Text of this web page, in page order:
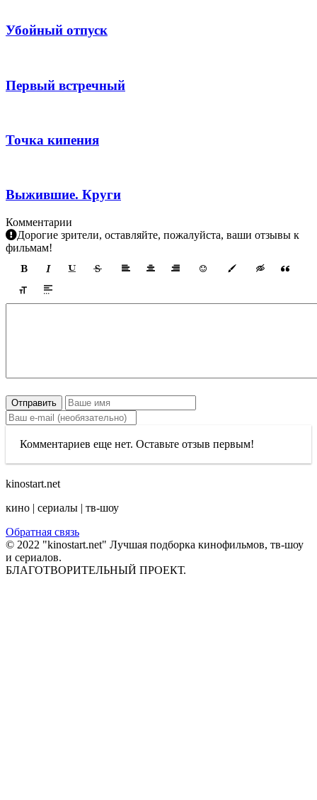
Убойный отпуск
Первый встречный
Точка кипения
Выжившие. Круги
Комментарии
Дорогие зрители, оставляйте, пожалуйста, ваши отзывы к
фильмам!
Отправить
Комментариев еще нет. Оставьте отзыв первым!
kinostart.net
кино | сериалы | тв-шоу
Обратная связь
© 2022 "kinostart.net" Лучшая подборка кинофильмов, тв-шоу
и сериалов.
БЛАГОТВОРИТЕЛЬНЫЙ ПРОЕКТ.